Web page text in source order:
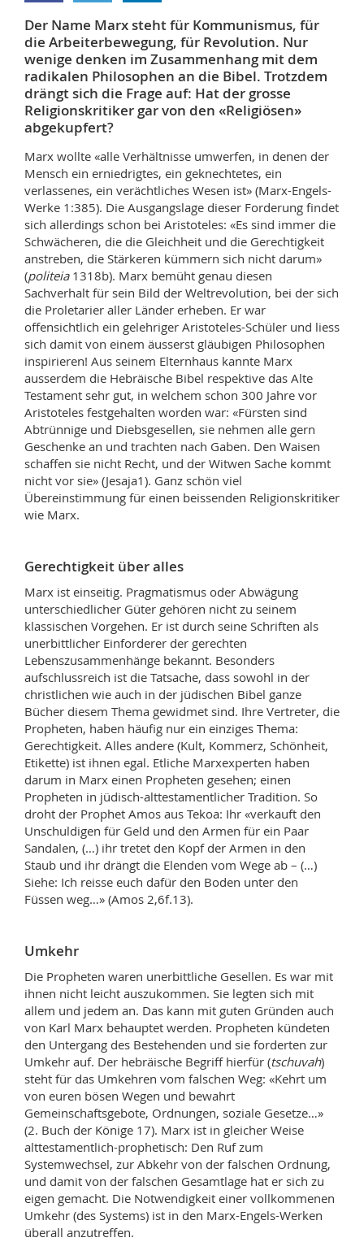
Interfakultär
Doktorierende
Vorlesungsverzeichnis
MyUnifr
Der Name Marx steht für Kommunismus, für
die Arbeiterbewegung, für Revolution. Nur
wenige denken im Zusammenhang mit dem
radikalen Philosophen an die Bibel. Trotzdem
drängt sich die Frage auf: Hat der grosse
Religionskritiker gar von den «Religiösen»
abgekupfert?
Marx wollte «alle Verhältnisse umwerfen, in denen der
Mensch ein erniedrigtes, ein geknechtetes, ein
verlassenes, ein verächtliches Wesen ist» (Marx-Engels-
Werke 1:385). Die Ausgangslage dieser Forderung findet
sich allerdings schon bei Aristoteles: «Es sind immer die
Schwächeren, die die Gleichheit und die Gerechtigkeit
anstreben, die Stärkeren kümmern sich nicht darum»
(politeia1318b). Marx bemüht genau diesen
Sachverhalt für sein Bild der Weltrevolution, bei der sich
die Proletarier aller Länder erheben. Er war
offensichtlich ein gelehriger Aristoteles-Schüler und liess
sich damit von einem äusserst gläubigen Philosophen
inspirieren! Aus seinem Elternhaus kannte Marx
ausserdem die Hebräische Bibel respektive das Alte
Testament sehr gut, in welchem schon 300 Jahre vor
Aristoteles festgehalten worden war: «Fürsten sind
Abtrünnige und Diebsgesellen, sie nehmen alle gern
Geschenke an und trachten nach Gaben. Den Waisen
schaffen sie nicht Recht, und der Witwen Sache kommt
nicht vor sie» (Jesaja1). Ganz schön viel
Übereinstimmung für einen beissenden Religionskritiker
wie Marx.
Gerechtigkeit über alles
Marx ist einseitig. Pragmatismus oder Abwägung
unterschiedlicher Güter gehören nicht zu seinem
klassischen Vorgehen. Er ist durch seine Schriften als
unerbittlicher Einforderer der gerechten
Lebenszusammenhänge bekannt. Besonders
aufschlussreich ist die Tatsache, dass sowohl in der
christlichen wie auch in der jüdischen Bibel ganze
Bücher diesem Thema gewidmet sind. Ihre Vertreter, die
Propheten, haben häufig nur ein einziges Thema:
Gerechtigkeit. Alles andere (Kult, Kommerz, Schönheit,
Etikette) ist ihnen egal. Etliche Marxexperten haben
darum in Marx einen Propheten gesehen; einen
Propheten in jüdisch-alttestamentlicher Tradition. So
droht der Prophet Amos aus Tekoa: Ihr «verkauft den
Unschuldigen für Geld und den Armen für ein Paar
Sandalen, (…) ihr tretet den Kopf der Armen in den
Staub und ihr drängt die Elenden vom Wege ab – (…)
Siehe: Ich reisse euch dafür den Boden unter den
Füssen weg…» (Amos 2,6f.13).
Umkehr
Die Propheten waren unerbittliche Gesellen. Es war mit
ihnen nicht leicht auszukommen. Sie legten sich mit
allem und jedem an. Das kann mit guten Gründen auch
von Karl Marx behauptet werden. Propheten kündeten
den Untergang des Bestehenden und sie forderten zur
Umkehr auf. Der hebräische Begriff hierfür (tschuvah)
steht für das Umkehren vom falschen Weg: «Kehrt um
von euren bösen Wegen und bewahrt
Gemeinschaftsgebote, Ordnungen, soziale Gesetze…»
(2. Buch der Könige 17). Marx ist in gleicher Weise
alttestamentlich-prophetisch: Den Ruf zum
Systemwechsel, zur Abkehr von der falschen Ordnung,
und damit von der falschen Gesamtlage hat er sich zu
eigen gemacht. Die Notwendigkeit einer vollkommenen
Umkehr (des Systems) ist in den Marx-Engels-Werken
überall anzutreffen.